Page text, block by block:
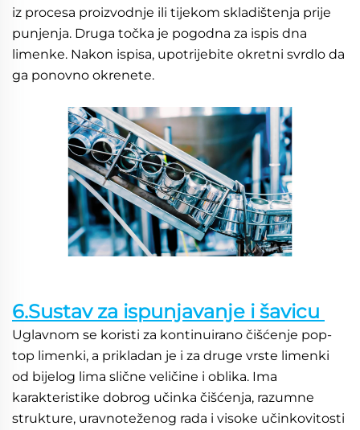
iz procesa proizvodnje ili tijekom skladištenja prije
punjenja. Druga točka je pogodna za ispis dna
limenke. Nakon ispisa, upotrijebite okretni svrdlo da
ga ponovno okrenete.
6.Sustav za ispunjavanje i šavicu
Uglavnom se koristi za kontinuirano čišćenje pop-
top limenki, a prikladan je i za druge vrste limenki
od bijelog lima slične veličine i oblika. Ima
karakteristike dobrog učinka čišćenja, razumne
strukture, uravnoteženog rada i visoke učinkovitosti